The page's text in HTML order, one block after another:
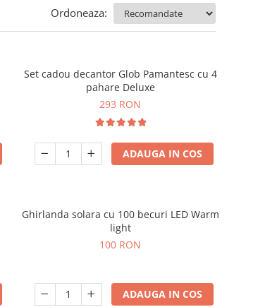
Ordoneaza:
Set cadou decantor Glob Pamantesc cu 4
pahare Deluxe
293 RON
ADAUGA IN COS
Ghirlanda solara cu 100 becuri LED Warm
light
100 RON
ADAUGA IN COS